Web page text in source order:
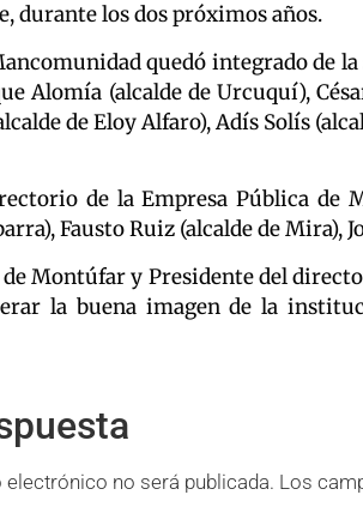
durante los dos próximos años.
quedó integrado de
Alomía (alcalde de Urcuquí),
de Eloy Alfaro), Adís Solís
de la Empresa Pública de
Fausto Ruiz (alcalde de Mira),
Montúfar y Presidente del
la buena imagen de la
no será publicada. Los